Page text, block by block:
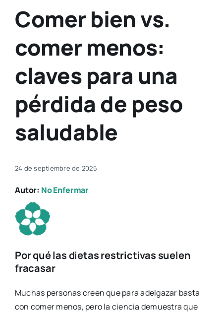
Comer bien vs.
comer menos:
claves para una
pérdida de peso
saludable
24 de septiembre de 2025
Autor: No Enfermar
Por qué las dietas restrictivas suelen
fracasar
Muchas personas creen que para adelgazar basta
con comer menos, pero la ciencia demuestra que